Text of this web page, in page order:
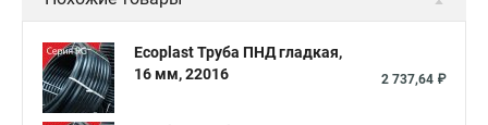
Ecoplast Труба ПНД гладкая,
16 мм, 22016
2 737,64 ₽